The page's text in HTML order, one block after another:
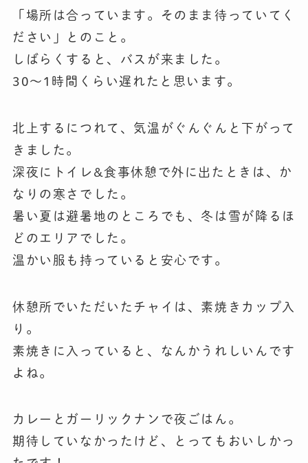
「場所は合っています。そのまま待っていてく
ださい」とのこと。
しばらくすると、バスが来ました。
30〜1時間くらい遅れたと思います。
北上するにつれて、気温がぐんぐんと下がって
きました。
深夜にトイレ&食事休憩で外に出たときは、か
なりの寒さでした。
暑い夏は避暑地のところでも、冬は雪が降るほ
どのエリアでした。
温かい服も持っていると安心です。
休憩所でいただいたチャイは、素焼きカップ入
り。
素焼きに入っていると、なんかうれしいんです
よね。
カレーとガーリックナンで夜ごはん。
期待していなかったけど、とってもおいしかっ